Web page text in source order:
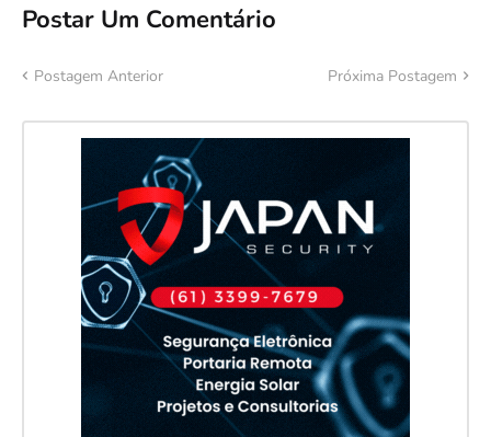
Postar Um Comentário
Postagem Anterior Próxima Postagem